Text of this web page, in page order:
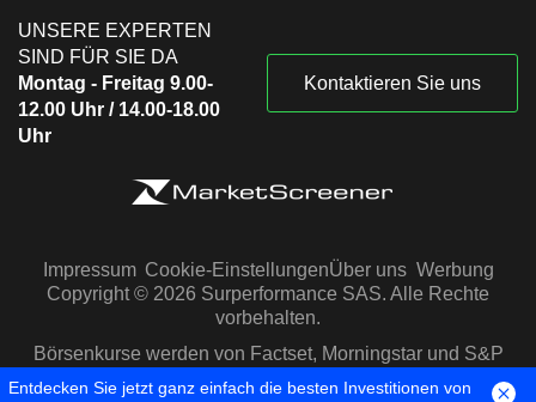
UNSERE EXPERTEN
SIND FÜR SIE DA
Montag - Freitag 9.00-
12.00 Uhr / 14.00-18.00
Uhr
Kontaktieren Sie uns
Impressum Cookie-EinstellungenÜber uns Werbung
Copyright © 2026 Surperformance SAS. Alle Rechte
vorbehalten.
Börsenkurse werden von Factset, Morningstar und S&P
Capital IQ zur Verfügung gestellt
Entdecken Sie jetzt ganz einfach die besten Investitionen von